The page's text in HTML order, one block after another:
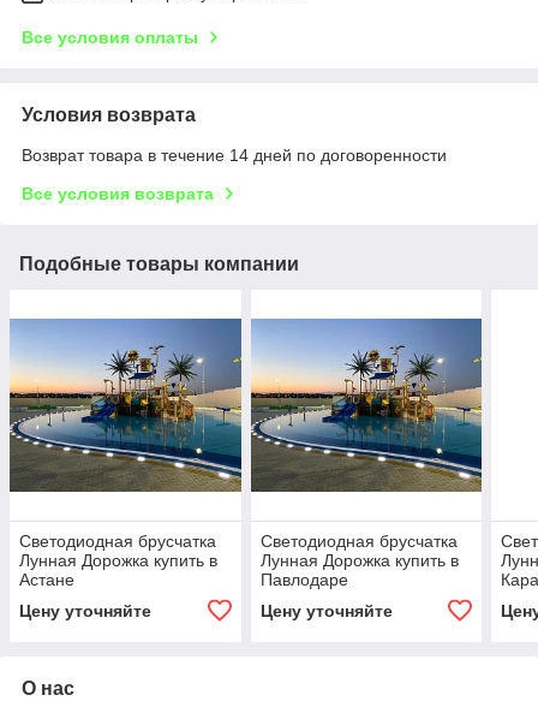
Все условия оплаты
Условия возврата
Возврат товара в течение 14 дней по договоренности
Все условия возврата
Подобные товары компании
Светодиодная брусчатка
Лунная Дорожка купить в
Астане
Цену уточняйте
Светодиодная брусчатка
Лунная Дорожка купить в
Павлодаре
Цену уточняйте
О нас